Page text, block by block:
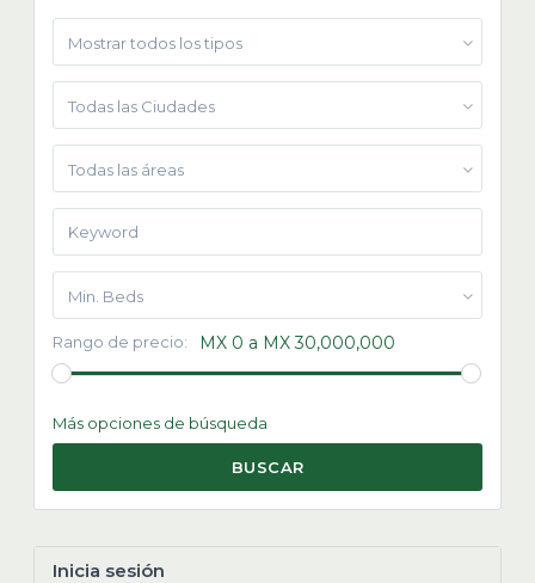
Mostrar todos los tipos
Todas las Ciudades
Todas las áreas
Min. Beds
Rango de precio: MX 0 a MX 30,000,000
Más opciones de búsqueda
BUSCAR
Inicia sesión